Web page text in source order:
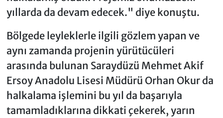
yıllarda da devam edecek." diye konuştu.
Bölgede leyleklerle ilgili gözlem yapan ve
aynı zamanda projenin yürütücüleri
arasında bulunan Saraydüzü Mehmet Akif
Ersoy Anadolu Lisesi Müdürü Orhan Okur da
halkalama işlemini bu yıl da başarıyla
tamamladıklarına dikkati çekerek, yarın